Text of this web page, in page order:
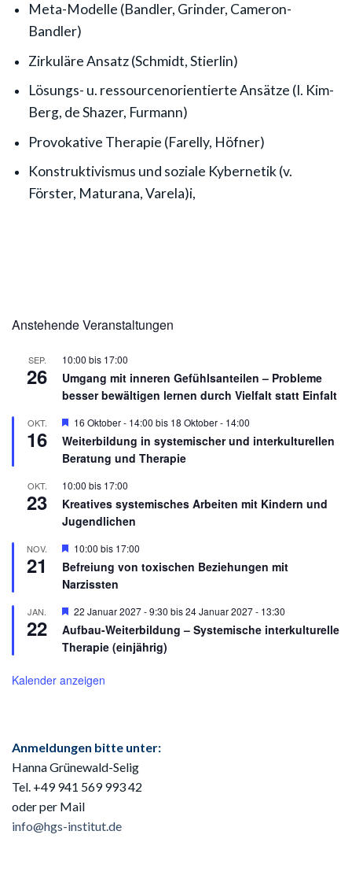
Meta-Modelle (Bandler, Grinder, Cameron-
Bandler)
Zirkuläre Ansatz (Schmidt, Stierlin)
Lösungs- u. ressourcenorientierte Ansätze (I. Kim-
Berg, de Shazer, Furmann)
Provokative Therapie (Farelly, Höfner)
Konstruktivismus und soziale Kybernetik (v.
Förster, Maturana, Varela)i,
Anstehende Veranstaltungen
SEP.
26
10:00 bis 17:00
Umgang mit inneren Gefühlsanteilen – Probleme
besser bewältigen lernen durch Vielfalt statt Einfalt
OKT.
16
Hervorgehoben
16 Oktober - 14:00 bis 18 Oktober - 14:00
Weiterbildung in systemischer und interkulturellen
Beratung und Therapie
OKT.
23
10:00 bis 17:00
Kreatives systemisches Arbeiten mit Kindern und
Jugendlichen
NOV.
21
Hervorgehoben
10:00 bis 17:00
Befreiung von toxischen Beziehungen mit
Narzissten
JAN.
22
Hervorgehoben
22 Januar 2027 - 9:30 bis24 Januar 2027 - 13:30
Aufbau-Weiterbildung – Systemische interkulturelle
Therapie (einjährig)
Kalender anzeigen
Anmeldungen bitte unter:
Hanna Grünewald-Selig
Tel. +49 941 569 993 42
oder per Mail
info@hgs-institut.de